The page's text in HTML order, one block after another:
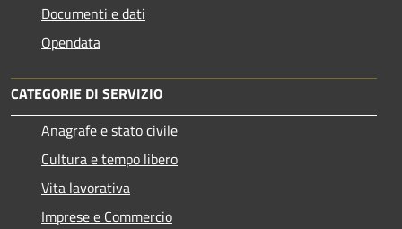
Documenti e dati
Opendata
CATEGORIE DI SERVIZIO
Anagrafe e stato civile
Cultura e tempo libero
Vita lavorativa
Imprese e Commercio